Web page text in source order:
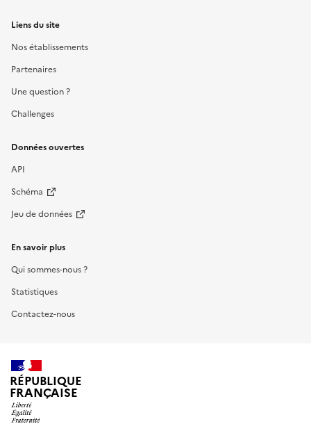
Liens du site
Nos établissements
Partenaires
Une question ?
Challenges
Données ouvertes
API
Schéma
Jeu de données
En savoir plus
Qui sommes-nous ?
Statistiques
Contactez-nous
RÉPUBLIQUE
FRANÇAISE